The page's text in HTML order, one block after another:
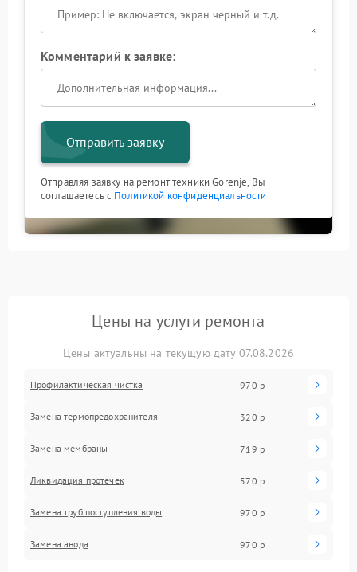
Комментарий к заявке:
Отправить заявку
Отправляя заявку на ремонт техники Gorenje, Вы
соглашаетесь с Политикой конфиденциальности
Цены на услуги ремонта
Цены актуальны на текущую дату 07.08.2026
Профилактическая чистка 970 р
Замена термопредохранителя 320 р
Замена мембраны 719 р
Ликвидация протечек 570 р
Замена труб поступления воды 970 р
Замена анода 970 р